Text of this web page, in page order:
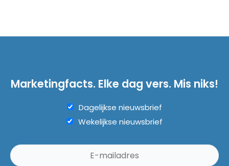
Marketingfacts. Elke dag vers. Mis niks!
Dagelijkse nieuwsbrief
Wekelijkse nieuwsbrief